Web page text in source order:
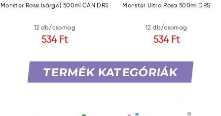
Monster Rossi (sárga) 500ml CAN DRS
12 db/csomag
534 Ft
Monster Ultra Rosa 500ml DRS
12 db/csomag
534 Ft
TERMÉK KATEGÓRIÁK